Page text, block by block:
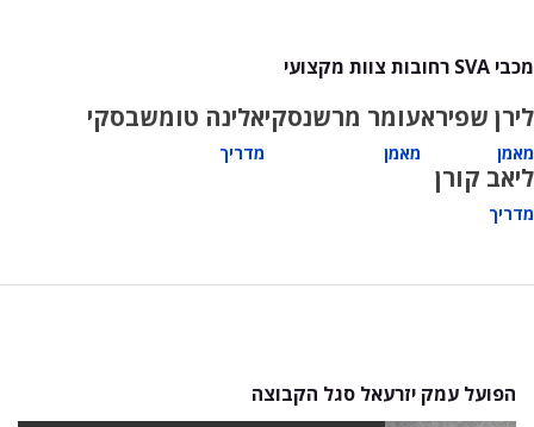
מכבי SVA רחובות צוות מקצועי
לירן שפירא
מאמן
עומר מרשנסקי
מאמן
אלינה טומשבסקי
מדריך
ליאב קורן
מדריך
הפועל עמק יזרעאל סגל הקבוצה